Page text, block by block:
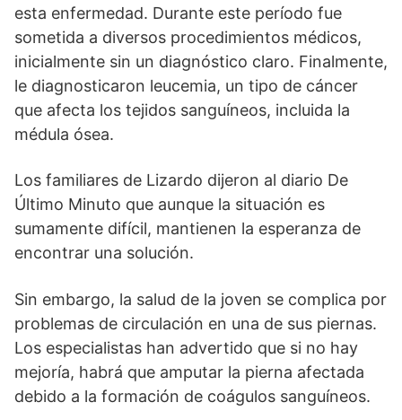
esta enfermedad. Durante este período fue
sometida a diversos procedimientos médicos,
inicialmente sin un diagnóstico claro. Finalmente,
le diagnosticaron leucemia, un tipo de cáncer
que afecta los tejidos sanguíneos, incluida la
médula ósea.
Los familiares de Lizardo dijeron al diario De
Último Minuto que aunque la situación es
sumamente difícil, mantienen la esperanza de
encontrar una solución.
Sin embargo, la salud de la joven se complica por
problemas de circulación en una de sus piernas.
Los especialistas han advertido que si no hay
mejoría, habrá que amputar la pierna afectada
debido a la formación de coágulos sanguíneos.